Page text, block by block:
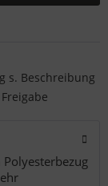
s. Beschreibung